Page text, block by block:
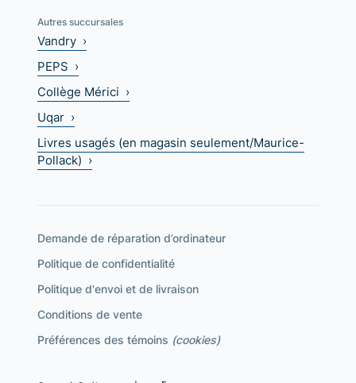
Autres succursales
Vandry ›
PEPS ›
Collège Mérici ›
Uqar ›
Livres usagés (en magasin seulement/Maurice-
Pollack) ›
Demande de réparation d’ordinateur
Politique de confidentialité
Politique d'envoi et de livraison
Conditions de vente
Préférences des témoins (cookies)